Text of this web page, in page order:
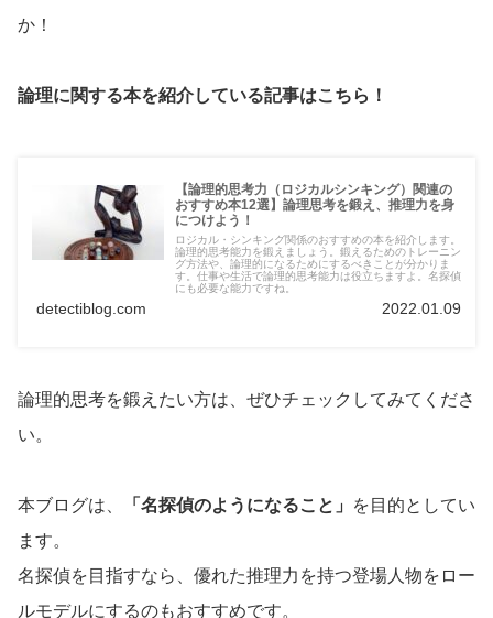
か！
論理に関する本を紹介している記事はこちら！
【論理的思考力（ロジカルシンキング）関連の
おすすめ本12選】論理思考を鍛え、推理力を身
につけよう！
ロジカル・シンキング関係のおすすめの本を紹介します。
論理的思考能力を鍛えましょう。鍛えるためのトレーニン
グ方法や、論理的になるためにするべきことが分かりま
す。仕事や生活で論理的思考能力は役立ちますよ。名探偵
にも必要な能力ですね。
detectiblog.com 2022.01.09
論理的思考を鍛えたい方は、ぜひチェックしてみてくださ
い。
本ブログは、 「名探偵のようになること」
を目的としてい
ます。
名探偵を目指すなら、優れた推理力を持つ登場人物をロー
ルモデルにするのもおすすめです。